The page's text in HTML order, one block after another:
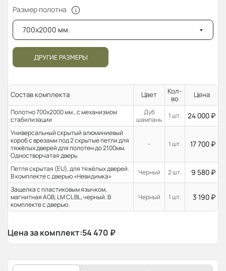
Размер полотна
700x2000 мм.
ДРУГИЕ РАЗМЕРЫ
Состав комплекта Цвет
Кол-
во
Цена
Полотно 700x2000 мм., с механизмом
стабилизации
Дуб
шампань
1 шт. 24 000 ₽
Универсальный скрытый алюминиевый
короб с врезами под 2 скрытые петли для
тяжёлых дверей для полотен до 2100мм.
Одностворчатая дверь
- 1 шт. 17 700 ₽
Петля скрытая (EU), для тяжёлых дверей.
В комплекте с дверью «Невидимка»
Черный 2 шт. 9 580 ₽
Защелка с пластиковым язычком,
магнитная AGB, LM CL BL, черный. В
комплекте с дверью.
Черный 1 шт. 3 190 ₽
Цена за комплект:54 470 ₽